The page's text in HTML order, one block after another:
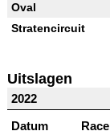
Oval
Stratencircuit
Uitslagen
2022
Datum
Race